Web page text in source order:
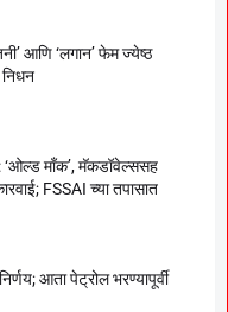
आणि ‘लगान’ फेम ज्येष्ठ
निधन
मॉंक’, मॅकडॉवेल्ससह
FSSAI च्या तपासात
आता पेट्रोल भरण्यापूर्वी